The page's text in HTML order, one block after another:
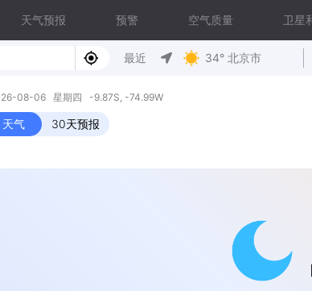
天气预报 预警 空气质量 卫星
最近 34° 北京市
08-06 星期四 -9.87S, -74.99W
天气 30天预报